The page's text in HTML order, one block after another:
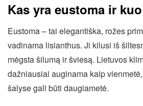
Kas yra eustoma ir
Eustoma – tai elegantiška, rožes
vadinama lisianthus. Ji kilusi iš
mėgsta šilumą ir šviesą. Lietuvos
dažniausiai auginama kaip
šalyse gali būti daugiametė.